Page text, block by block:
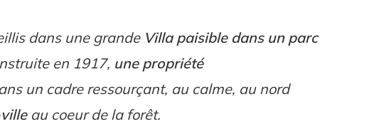
dans une grande Villa paisible dans un parc
en 1917, une propriété
un cadre ressourçant, au calme, au nord
au coeur de la forêt.